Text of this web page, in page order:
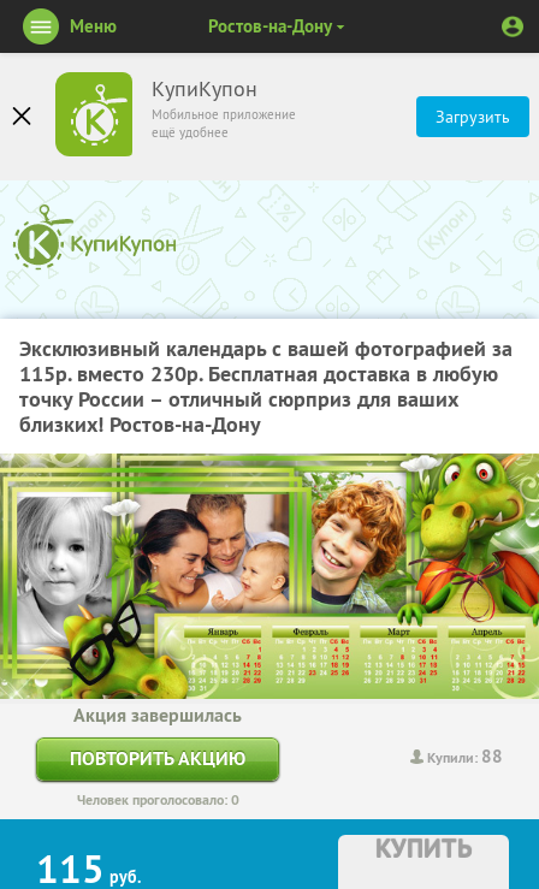
КупиКупон
Мобильное приложение
ещё удобнее
Загрузить
Меню Ростов-на-Дону
Эксклюзивный календарь с вашей фотографией за
115р. вместо 230р. Бесплатная доставка в любую
точку России – отличный сюрприз для ваших
близких! Ростов-на-Дону
Купили: 88
Акция завершилась
ПОВТОРИТЬ АКЦИЮ
Человек проголосовало: 0
115 руб.
КУПИТЬ